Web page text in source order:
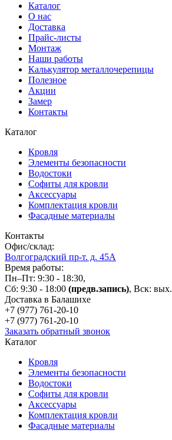
Каталог
О нас
Доставка
Прайс-листы
Монтаж
Наши работы
Калькулятор металлочерепицы
Полезное
Акции
Замер
Контакты
Каталог
Кровля
Элементы безопасности
Водостоки
Софиты для кровли
Аксессуары
Комплектация кровли
Фасадные материалы
Контакты
Офис/склад:
Волгоградский пр-т. д. 45А
Время работы:
Пн–Пт: 9:30 - 18:30,
Сб: 9:30 - 18:00 (предв.запись), Вск: вых.
Доставка в Балашихе
+7 (977) 761-20-10
+7 (977) 761-20-10
Заказать обратный звонок
Каталог
Кровля
Элементы безопасности
Водостоки
Софиты для кровли
Аксессуары
Комплектация кровли
Фасадные материалы